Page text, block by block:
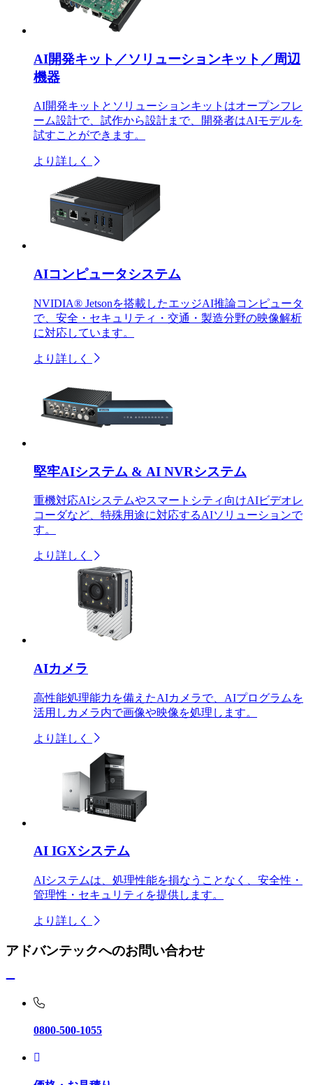
AI開発キット／ソリューションキット／周辺
機器
AI開発キットとソリューションキットはオープンフレ
ーム設計で、試作から設計まで、開発者はAIモデルを
試すことができます。
より詳しく
AIコンピュータシステム
NVIDIA® Jetsonを搭載したエッジAI推論コンピュータ
で、安全・セキュリティ・交通・製造分野の映像解析
に対応しています。
より詳しく
堅牢AIシステム & AI NVRシステム
重機対応AIシステムやスマートシティ向けAIビデオレ
コーダなど、特殊用途に対応するAIソリューションで
す。
より詳しく
AIカメラ
高性能処理能力を備えたAIカメラで、AIプログラムを
活用しカメラ内で画像や映像を処理します。
より詳しく
AI IGXシステム
AIシステムは、処理性能を損なうことなく、安全性・
管理性・セキュリティを提供します。
より詳しく
アドバンテックへのお問い合わせ
0800-500-1055